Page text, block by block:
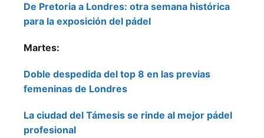
De Pretoria a Londres: otra semana histórica
para la exposición del pádel
Martes:
Doble despedida del top 8 en las previas
femeninas de Londres
La ciudad del Támesis se rinde al mejor pádel
profesional